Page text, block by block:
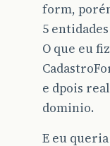
form,
5
O que eu
e dpois
dominio.
E eu